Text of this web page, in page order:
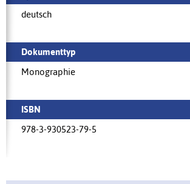
deutsch
Dokumenttyp
Monographie
ISBN
978-3-930523-79-5